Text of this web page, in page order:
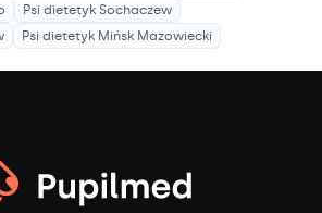
Psi dietetyk Sochaczew
Psi dietetyk Mińsk Mazowiecki